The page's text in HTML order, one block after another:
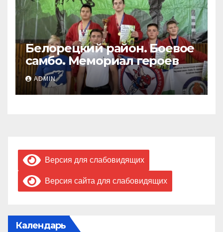
Белорецкий район. Боевое
самбо. Мемориал героев
ADMIN
Версия для слабовидящих
Версия сайта для слабовидящих
Календарь